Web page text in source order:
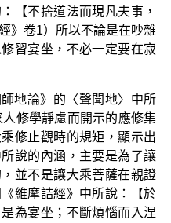
【不捨道法而現凡夫事，
》卷1）所以不論是在吵雜
習宴坐，不必一定要在寂
地論》的〈聲聞地〉中所
修學靜慮而開示的應修集
修止觀時的規矩，顯示出
說的內涵，主要是為了讓
並不是讓大乘菩薩在親證
維摩詰經》中所說：【於
為宴坐；不斷煩惱而入涅